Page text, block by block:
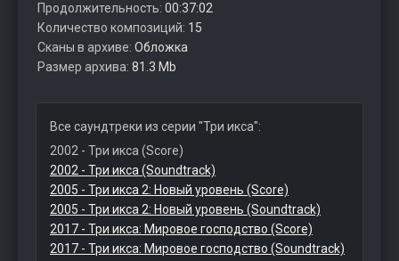
Продолжительность: 00:37:02
Количество композиций: 15
Сканы в архиве: Обложка
Размер архива: 81.3 Mb
Все саундтреки из серии "Три икса":
2002 - Три икса (Score)
2002 - Три икса (Soundtrack)
2005 - Три икса 2: Новый уровень (Score)
2005 - Три икса 2: Новый уровень (Soundtrack)
2017 - Три икса: Мировое господство (Score)
2017 - Три икса: Мировое господство (Soundtrack)